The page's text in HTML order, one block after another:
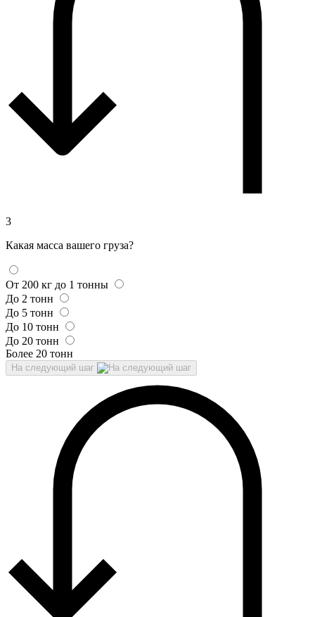
3
Какая масса вашего груза?
От 200 кг до 1 тонны
До 2 тонн
До 5 тонн
До 10 тонн
До 20 тонн
Более 20 тонн
На следующий шаг